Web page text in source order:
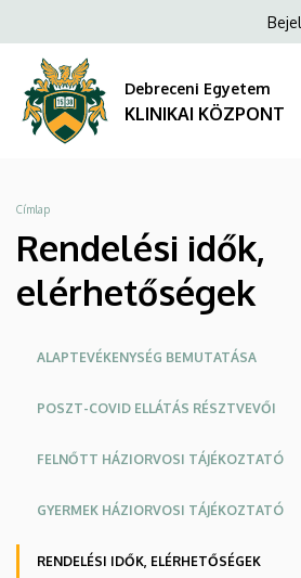
idők,
elérhetőségek
KLINIKAI
KÖZPONT
a
tartalomra
fiók
Debreceni Egyetem
KLINIKAI KÖZPONT
Morzsa
Címlap
Rendelési idők,
elérhetőségek
Oldalmenü
ALAPTEVÉKENYSÉG BEMUTATÁSA
POSZT-COVID ELLÁTÁS RÉSZTVEVŐI
FELNŐTT HÁZIORVOSI TÁJÉKOZTATÓ
GYERMEK HÁZIORVOSI TÁJÉKOZTATÓ
RENDELÉSI IDŐK, ELÉRHETŐSÉGEK